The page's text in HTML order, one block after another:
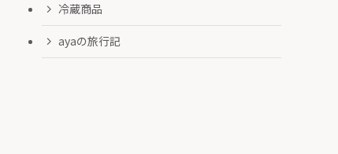
冷蔵商品
ayaの旅行記